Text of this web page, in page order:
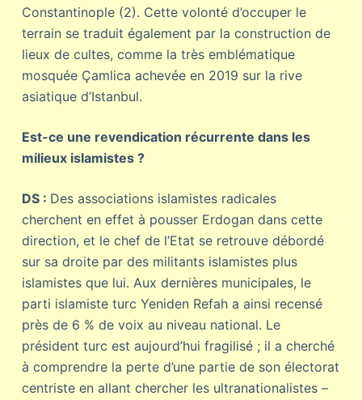
Constantinople (2). Cette volonté d’occuper le
terrain se traduit également par la construction de
lieux de cultes, comme la très emblématique
mosquée Çamlica achevée en 2019 sur la rive
asiatique d’Istanbul.
Est-ce une revendication récurrente dans les
milieux islamistes ?
DS : Des associations islamistes radicales
cherchent en effet à pousser Erdogan dans cette
direction, et le chef de l’Etat se retrouve débordé
sur sa droite par des militants islamistes plus
islamistes que lui. Aux dernières municipales, le
parti islamiste turc Yeniden Refah a ainsi recensé
près de 6 % de voix au niveau national. Le
président turc est aujourd’hui fragilisé ; il a cherché
à comprendre la perte d’une partie de son électorat
centriste en allant chercher les ultranationalistes –